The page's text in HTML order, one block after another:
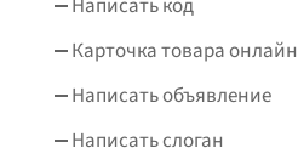
Написать код
Карточка товара онлайн
Написать объявление
Написать слоган